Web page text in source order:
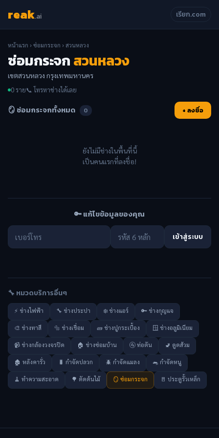
reak.ai เรียก.com
หน้าแรก ›ซ่อมกระจก › สวนหลวง
ซ่อมกระจกสวนหลวง
เขตสวนหลวง กรุงเทพมหานคร
0 ราย📞 โทรหาช่างได้เลย
🪞 ซ่อมกระจกทั้งหมด 0 + ลงชื่อ
ยังไม่มีช่างในพื้นที่นี้
เป็นคนแรกที่ลงชื่อ!
🔑 แก้ไขข้อมูลของคุณ
เข้าสู่ระบบ
🔧 หมวดบริการอื่นๆ
⚡ ช่างไฟฟ้า 🔧 ช่างประปา ❄️ ช่างแอร์ 🔑 ช่างกุญแจ
🎨 ช่างทาสี 🔩 ช่างเชื่อม 🧱 ช่างปูกระเบื้อง 🪟 ช่างอลูมิเนียม
📹 ช่างกล้องวงจรปิด 🏠 ช่างซ่อมบ้าน 🚰 ท่อตัน 🚽 ดูดส้วม
🏚️ หลังคารั่ว 🐛 กำจัดปลวก 🪲 กำจัดแมลง 🐀 กำจัดหนู
🧹 ทำความสะอาด 🌳 ตัดต้นไม้ 🪞 ซ่อมกระจก 🚪 ประตูรั้วเหล็ก